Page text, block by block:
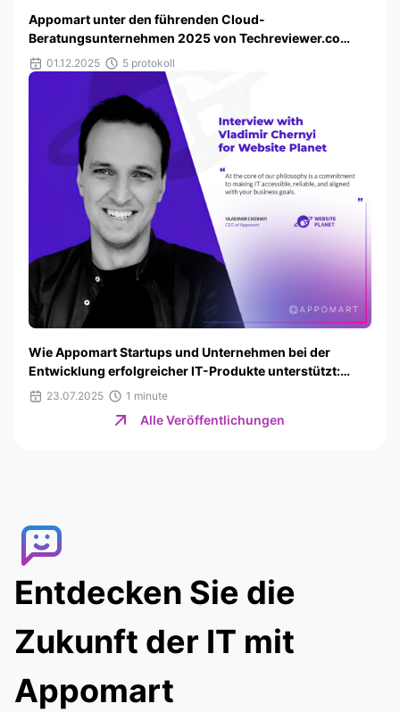
Appomart unter den führenden Cloud-
Beratungsunternehmen 2025 von Techreviewer.co
ausgezeichnet
01.12.2025 5 protokoll
Wie Appomart Startups und Unternehmen bei der
Entwicklung erfolgreicher IT-Produkte unterstützt:
Interview für Website Planet
23.07.2025 1 minute
Alle Veröffentlichungen
Entdecken Sie die
Zukunft der IT mit
Appomart